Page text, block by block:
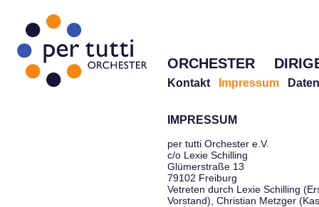
ORCHESTER
Kontakt Impressum
IMPRESSUM
per tutti Orchester e.V.
c/o Lexie Schilling
Glümerstraße 13
79102 Freiburg
Vetreten durch Lexie Schilling
Vorstand), Christian Metzger